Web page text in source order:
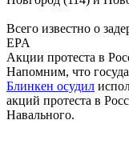
Всего известно о
EPA
Акции протеста в
Напомним, что
Блинкен осудил
акций протеста в
Навального.